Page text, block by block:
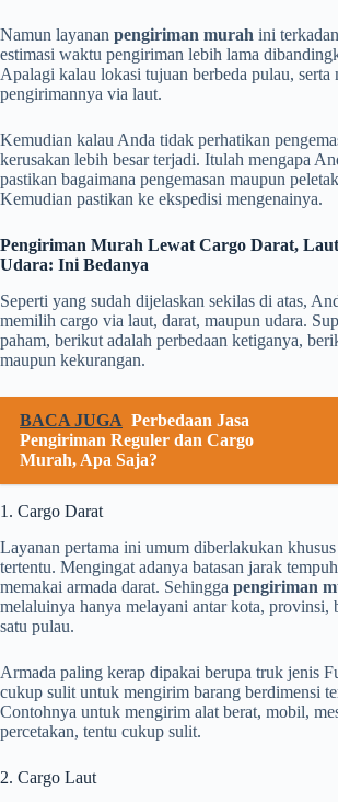
Namun layanan pengiriman murah ini
estimasi waktu pengiriman lebih lama
Apalagi kalau lokasi tujuan berbeda pulau,
pengirimannya via laut.
Kemudian kalau Anda tidak perhatikan
kerusakan lebih besar terjadi. Itulah mengapa
pastikan bagaimana pengemasan maupun
Kemudian pastikan ke ekspedisi mengenainya.
Pengiriman Murah Lewat Cargo Darat,
Udara: Ini Bedanya
Seperti yang sudah dijelaskan sekilas di atas,
memilih cargo via laut, darat, maupun udara.
paham, berikut adalah perbedaan ketiganya,
maupun kekurangan.
BACA JUGA Perbedaan Jasa
Pengiriman Reguler dan Cargo
Murah, Apa Saja?
1. Cargo Darat
Layanan pertama ini umum diberlakukan
tertentu. Mengingat adanya batasan jarak
memakai armada darat. Sehingga pengiriman
melaluinya hanya melayani antar kota, provinsi,
satu pulau.
Armada paling kerap dipakai berupa truk jenis
cukup sulit untuk mengirim barang berdimensi
Contohnya untuk mengirim alat berat, mobil,
percetakan, tentu cukup sulit.
2. Cargo Laut